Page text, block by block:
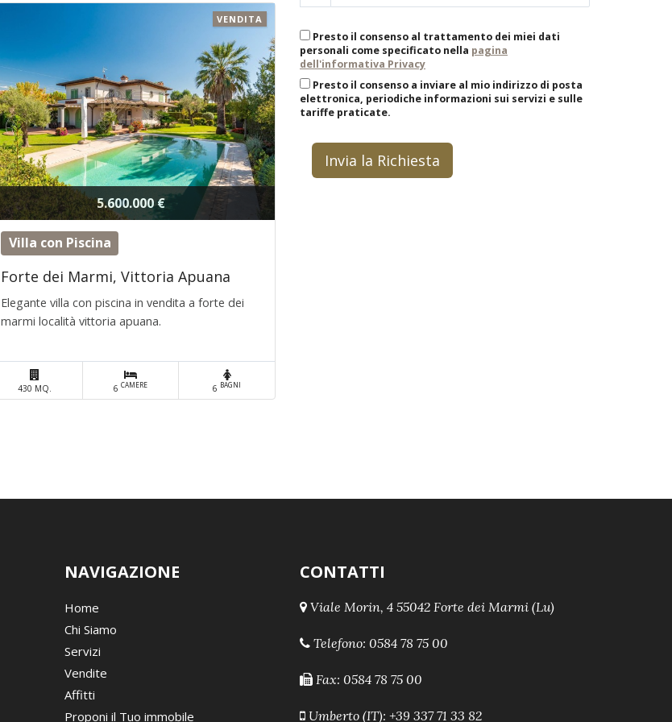
5.600.000 €
VENDITA
Villa con Piscina
Forte dei Marmi, Vittoria Apuana
Elegante villa con piscina in vendita a forte dei
marmi località vittoria apuana.
430 MQ. 6CAMERE 6 BAGNI
Presto il consenso al trattamento dei miei dati
personali come specificato nella pagina
dell'informativa Privacy
Presto il consenso a inviare al mio indirizzo di posta
elettronica, periodiche informazioni sui servizi e sulle
tariffe praticate.
Invia la Richiesta
NAVIGAZIONE
Home
Chi Siamo
Servizi
Vendite
Affitti
Proponi il Tuo immobile
CONTATTI
Viale Morin, 4 55042 Forte dei Marmi (Lu)
Telefono: 0584 78 75 00
Fax: 0584 78 75 00
Umberto (IT): +39 337 71 33 82